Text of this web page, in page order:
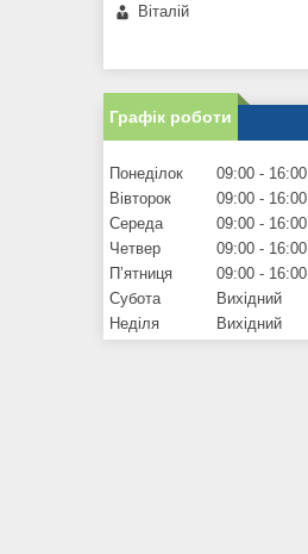
Віталій
Графік роботи
Понеділок 09:00
16:00
Вівторок
09:00
16:00
Середа
09:00
16:00
Четвер
09:00
16:00
Пʼятниця
09:00
16:00
Субота
Вихідний
Неділя
Вихідний